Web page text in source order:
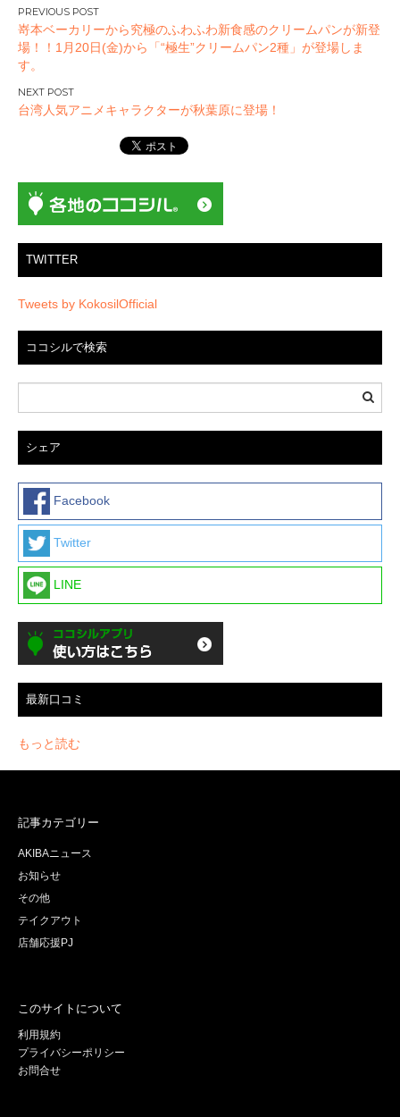
投
稿
ナ
ビ
ゲ
ン
嵜本ベーカリーから究極のふわふわ新食感のクリームパンが新登
場！！1月20日(金)から「“極生”クリームパン2種」が登場しま
す。
台湾人気アニメキャラクターが秋葉原に登場！
TWITTER
Tweets by KokosilOfficial
ココシルで検索
シェア
Facebook
Twitter
LINE
最新口コミ
もっと読む
記事カテゴリー
AKIBAニュース
お知らせ
その他
テイクアウト
店舗応援PJ
このサイトについて
利用規約
プライバシーポリシー
お問合せ